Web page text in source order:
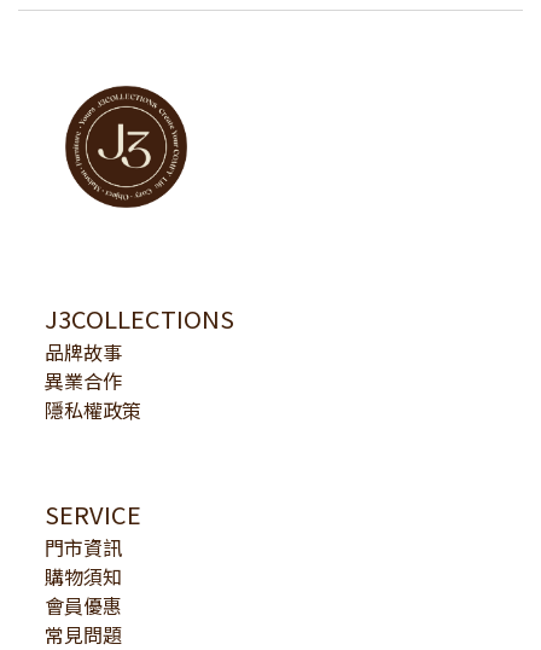
J3COLLECTIONS
品牌故事
異業合作
隱私權政策
SERVICE
門市資訊
購物須知
會員優惠
常見問題